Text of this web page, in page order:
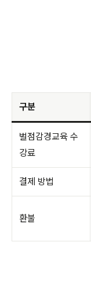
구분
벌점감경교육 수
강료
결제 방법
환불